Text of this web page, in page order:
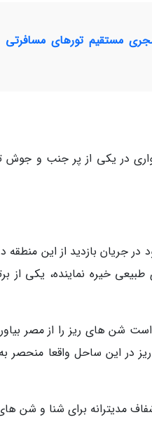
مستقیم تورهای مسافرتی
سواری در یکی از پر جنب و جوش
در جریان بازدید از این منطقه
خیره نماینده، یکی از
شن های ریز را از مصر
در این ساحل واقعا منحصر
مدیترانه برای شنا و شن